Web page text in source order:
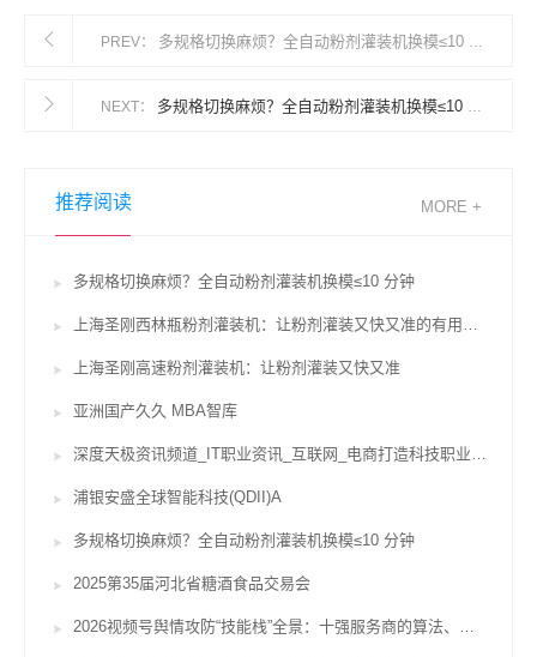
PREV： 多规格切换麻烦？全自动粉剂灌装机换模≤10 分钟
NEXT： 多规格切换麻烦？全自动粉剂灌装机换模≤10 分钟
推荐阅读 MORE +
多规格切换麻烦？全自动粉剂灌装机换模≤10 分钟
上海圣刚西林瓶粉剂灌装机：让粉剂灌装又快又准的有用辅佐
上海圣刚高速粉剂灌装机：让粉剂灌装又快又准
亚洲国产久久 MBA智库
深度天极资讯频道_IT职业资讯_互联网_电商打造科技职业威望坐看途径风云变迁
浦银安盛全球智能科技(QDII)A
多规格切换麻烦？全自动粉剂灌装机换模≤10 分钟
2025第35届河北省糖酒食品交易会
2026视频号舆情攻防“技能栈”全景：十强服务商的算法、对赌与合规鸿沟